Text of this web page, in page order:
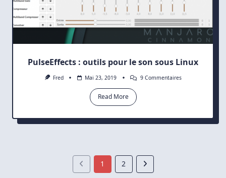
PulseEffects : outils pour le son sous Linux
Fred Mai 23, 2019 9 CommentairesSur
Son
Read More
1 2